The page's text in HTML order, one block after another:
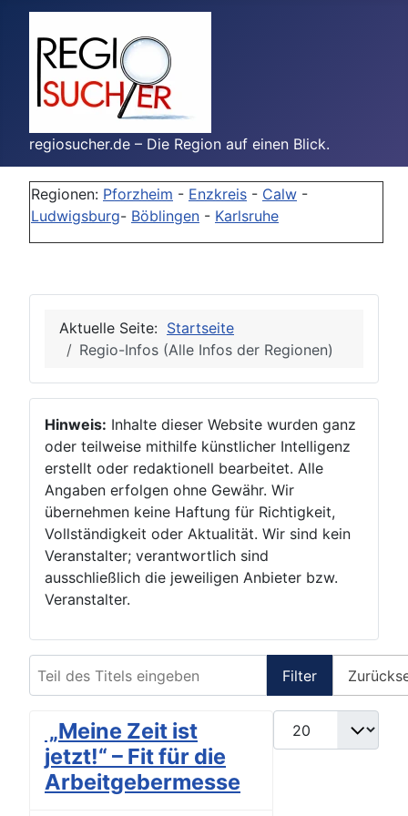
regiosucher.de – Die Region auf einen Blick.
Regionen: Pforzheim - Enzkreis - Calw -
Ludwigsburg- Böblingen - Karlsruhe
Aktuelle Seite: Startseite
Regio-Infos (Alle Infos der Regionen)
Hinweis: Inhalte dieser Website wurden ganz
oder teilweise mithilfe künstlicher Intelligenz
erstellt oder redaktionell bearbeitet. Alle
Angaben erfolgen ohne Gewähr. Wir
übernehmen keine Haftung für Richtigkeit,
Vollständigkeit oder Aktualität. Wir sind kein
Veranstalter; verantwortlich sind
ausschließlich die jeweiligen Anbieter bzw.
Veranstalter.
Filter
Anzeige #
„Meine Zeit ist
jetzt!“ – Fit für die
Arbeitgebermesse